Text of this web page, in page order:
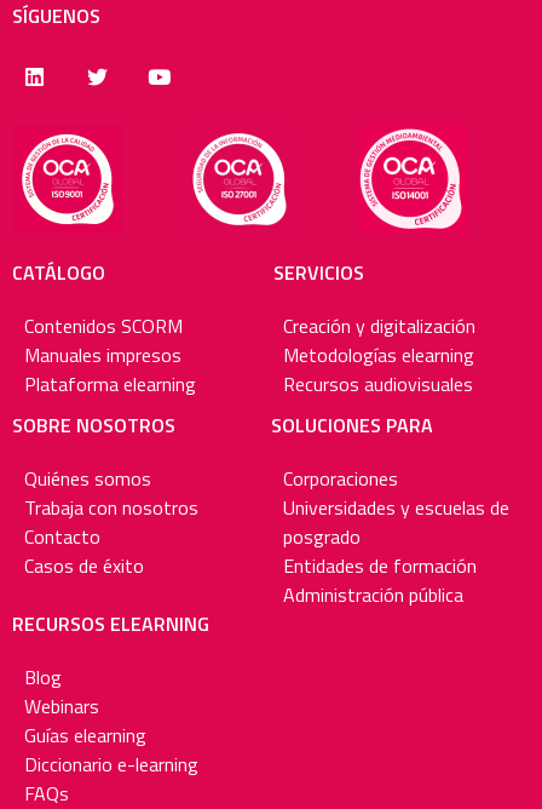
SÍGUENOS
CATÁLOGO
Contenidos SCORM
Manuales impresos
Plataforma elearning
SOBRE NOSOTROS
Quiénes somos
Trabaja con nosotros
Contacto
Casos de éxito
SERVICIOS
Creación y digitalización
Metodologías elearning
Recursos audiovisuales
SOLUCIONES PARA
Corporaciones
Universidades y escuelas de
posgrado
Entidades de formación
Administración pública
RECURSOS ELEARNING
Blog
Webinars
Guías elearning
Diccionario e-learning
FAQs